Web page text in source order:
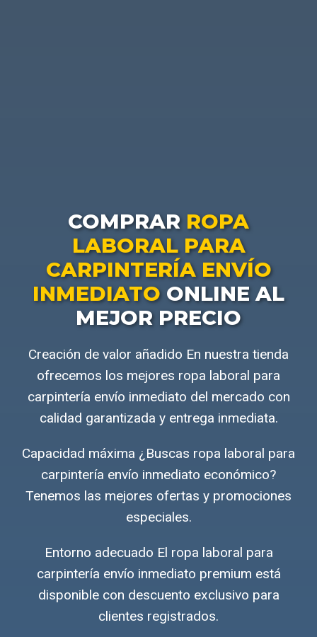
COMPRAR ROPA
LABORAL PARA
CARPINTERÍA ENVÍO
INMEDIATOONLINE AL
MEJOR PRECIO
Creación de valor añadido En nuestra tienda
ofrecemos los mejores ropa laboral para
carpintería envío inmediato del mercado con
calidad garantizada y entrega inmediata.
Capacidad máxima ¿Buscas ropa laboral para
carpintería envío inmediato económico?
Tenemos las mejores ofertas y promociones
especiales.
Entorno adecuado El ropa laboral para
carpintería envío inmediato premium está
disponible con descuento exclusivo para
clientes registrados.